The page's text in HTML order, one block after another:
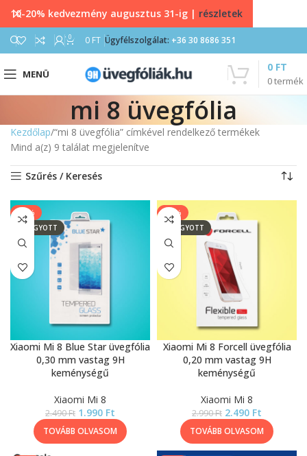
0 0 FT Ügyfélszolgálat: +36 30 8686 351
MENÜ
0termék
0 FT
mi 8 üvegfólia
Kezdőlap “mi 8 üvegfólia” címkével rendelkező termékek
Mind a(z) 9 találat megjelenítve
Szűrés / Keresés
-20%
ELFOGYOTT
Xiaomi Mi 8 Blue Star üvegfólia
0,30 mm vastag 9H
keménységű
Xiaomi Mi 8
2.490Ft 1.990 Ft
TOVÁBB OLVASOM
-17%
ELFOGYOTT
Xiaomi Mi 8 Forcell üvegfólia
0,20 mm vastag 9H
keménységű
Xiaomi Mi 8
2.990Ft 2.490 Ft
TOVÁBB OLVASOM
10-20% kedvezmény augusztus 31-ig | részletek